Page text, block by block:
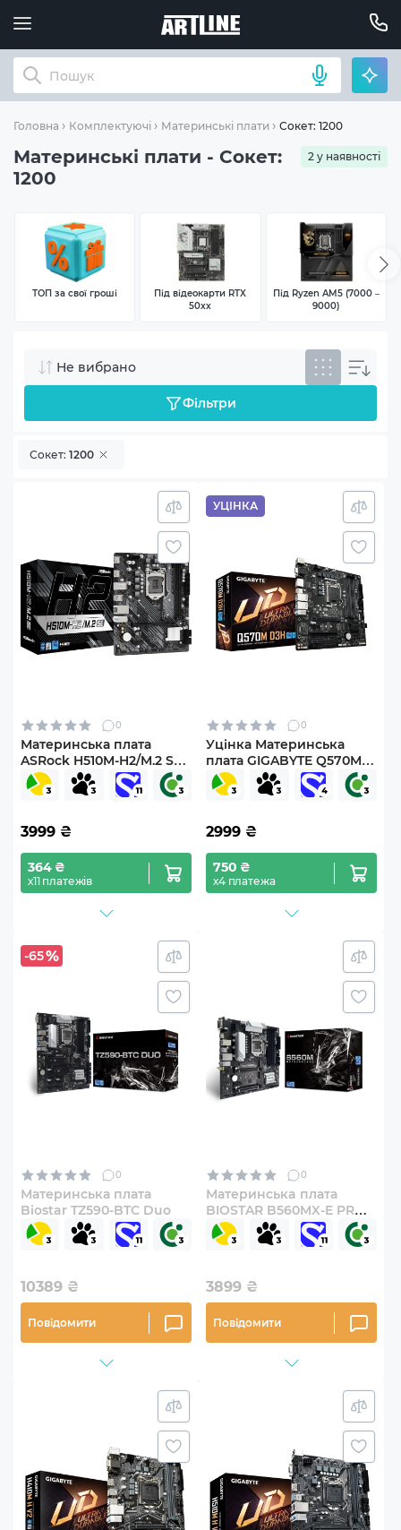
Головна Комплектуючі Материнські плати Сокет: 1200
Материнські плати - Сокет:
1200
2 у наявності
ТОП за свої гроші
Під відеокарти RTX
50xx
Під Ryzen AM5 (7000 –
9000)
Не вибрано
Фільтри
Сокет: 1200
0
Материнська плата
ASRock H510M-H2/M.2 SE
(s1200, Intel H510, DDR4,
mATX)
3999 ₴
364 ₴
х11 платежів
УЦІНКА
0
Уцінка Материнська
плата GIGABYTE Q570M
D3H (SN230600021265)
2999 ₴
750 ₴
х4 платежа
-65
0
Материнська плата
Biostar TZ590-BTC Duo
10389 ₴
Повідомити
0
Материнськa плата
BIOSTAR B560MX-E PRO
(s1200/B560/DDR4/mATX)
3899 ₴
Повідомити